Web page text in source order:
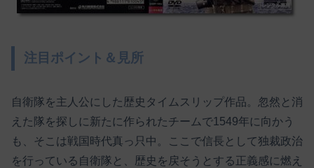
注目ポイント＆見所
自衛隊を主人公にした歴史タイムスリップ作品。忽然と消
えた隊を探しに新たに作られたチームで1549年に向かう
も、そこは戦国時代真っ只中。ここで信長として独裁政治
を行っている自衛隊と、歴史を戻そうとする正義感に燃え